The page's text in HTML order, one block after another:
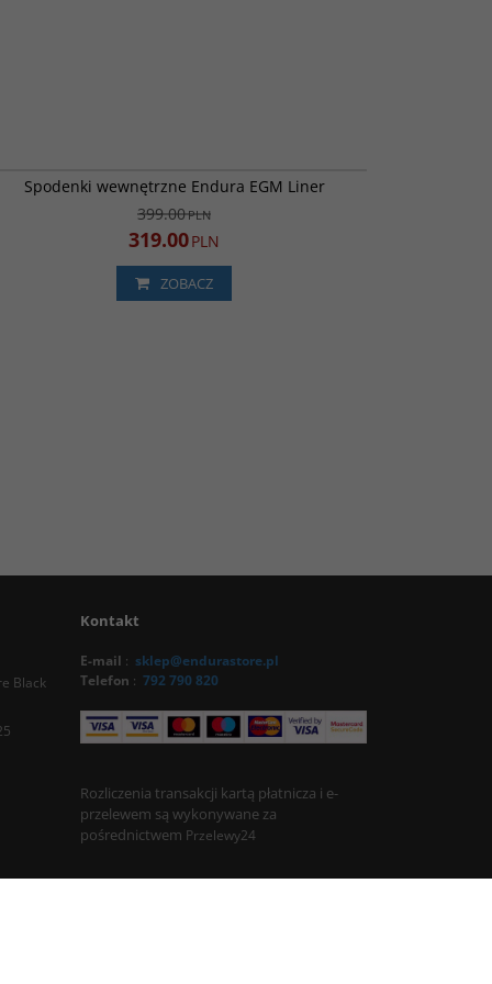
PROMOCJA DARMOWA DOSTAWA
Spodenki wewnętrzne Endura EGM Liner
399.00PLN
319.00PLN
ZOBACZ
Black
Kontakt
E-mail : sklep@endurastore.pl
Telefon : 792 790 820
Rozliczenia transakcji kartą płatnicza i e-
przelewem są wykonywane za
pośrednictwem Przelewy24